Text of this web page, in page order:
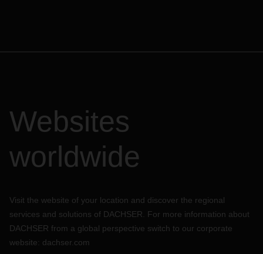
Websites
worldwide
Visit the website of your location and discover the regional
services and solutions of DACHSER. For more information about
DACHSER from a global perspective switch to our corporate
website: dachser.com